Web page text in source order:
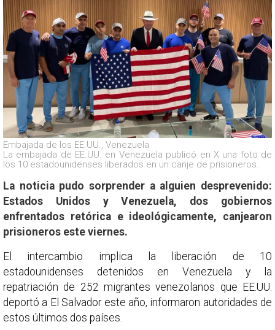
Embajada de los EE.UU., Venezuela
La embajada de EE.UU. en Venezuela publicó en X una foto de
los 10 estadounidenses liberados en un canje de prisioneros.
La noticia pudo sorprender a alguien desprevenido:
Estados Unidos y Venezuela, dos gobiernos
enfrentados retórica e ideológicamente, canjearon
prisioneros este viernes.
El intercambio implica la liberación de 10
estadounidenses detenidos en Venezuela y la
repatriación de 252 migrantes venezolanos que EE.UU.
deportó a El Salvador este año, informaron autoridades de
estos últimos dos países.